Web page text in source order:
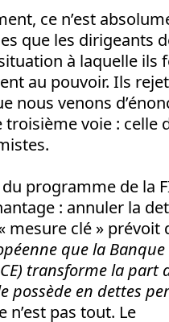
ce n’est
que les dirigeants
à laquelle ils
au pouvoir. Ils
nous venons
voie : celle
programme de la
: annuler la
mesure clé » prévoit
que la
transforme la part
possède en dettes
n’est pas tout. Le